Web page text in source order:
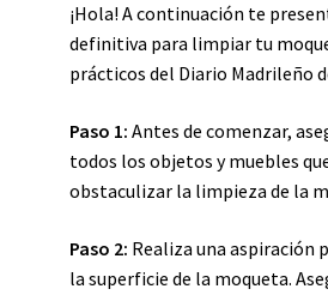
¡Hola! A continuación te
definitiva para limpiar tu
prácticos del Diario Madrileño
Paso 1: Antes de comenzar,
todos los objetos y muebles
obstaculizar la limpieza de la
Paso 2: Realiza una aspiración
la superficie de la moqueta.